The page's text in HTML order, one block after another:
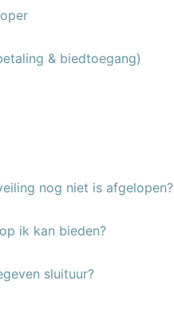
& biedtoegang)
nog niet is afgelopen?
ik kan bieden?
sluituur?